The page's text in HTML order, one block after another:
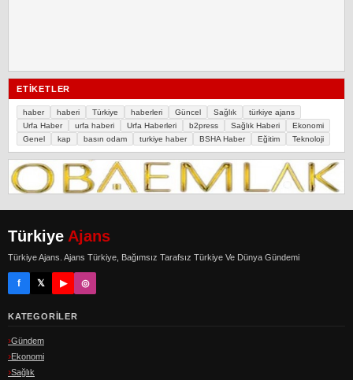
ETIKETLER
haber haberi Türkiye haberleri Güncel Sağlık
türkiye ajans
Urfa Haber
urfa haberi Urfa Haberleri b2press Sağlık Haberi
Ekonomi
Genel
kap basın odam turkiye haber BSHA Haber Eğitim Teknoloji
Türkiye Ajans
Türkiye Ajans. Ajans Türkiye, Bağımsız Tarafsız Türkiye Ve Dünya Gündemi
f 𝕏 ▶ ◎
KATEGORILER
Gündem
Ekonomi
Sağlık